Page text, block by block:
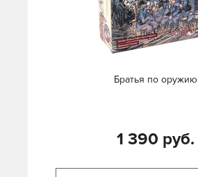
Братья по оружию
1 390 руб.